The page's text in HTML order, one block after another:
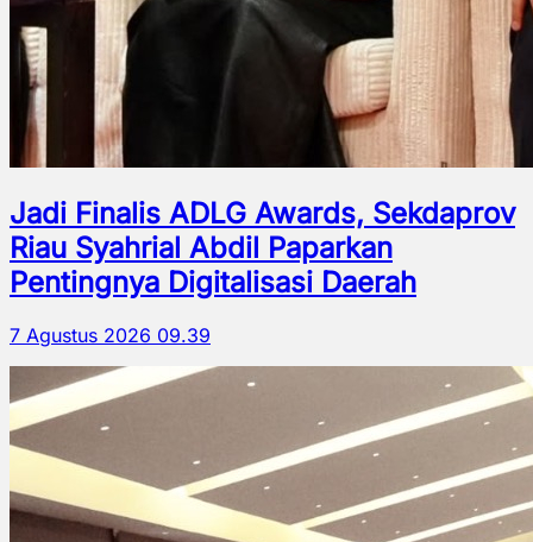
Jadi Finalis ADLG Awards, Sekdaprov
Riau Syahrial Abdil Paparkan
Pentingnya Digitalisasi Daerah
7 Agustus 2026 09.39